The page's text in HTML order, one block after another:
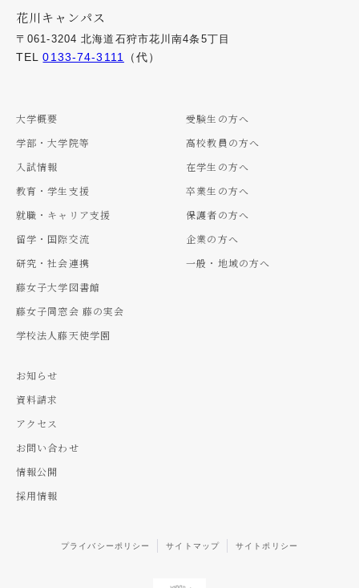
花川キャンパス
〒061-3204 北海道石狩市花川南4条5丁目
TEL0133-74-3111 （代）
大学概要
学部・大学院等
入試情報
教育・学生支援
就職・キャリア支援
留学・国際交流
研究・社会連携
藤女子大学図書館
藤女子同窓会 藤の実会
学校法人藤天使学園
受験生の方へ
高校教員の方へ
在学生の方へ
卒業生の方へ
保護者の方へ
企業の方へ
一般・地域の方へ
お知らせ
資料請求
アクセス
お問い合わせ
情報公開
採用情報
プライバシーポリシー サイトマップ サイトポリシー